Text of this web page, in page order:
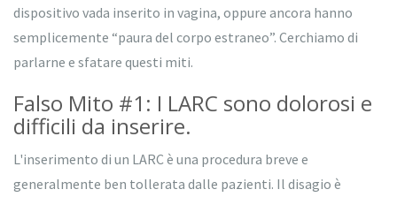
dispositivo vada inserito in vagina, oppure ancora hanno
semplicemente “paura del corpo estraneo”. Cerchiamo di
parlarne e sfatare questi miti.
Falso Mito #1: I LARC sono dolorosi e
difficili da inserire.
L'inserimento di un LARC è una procedura breve e
generalmente ben tollerata dalle pazienti. Il disagio è